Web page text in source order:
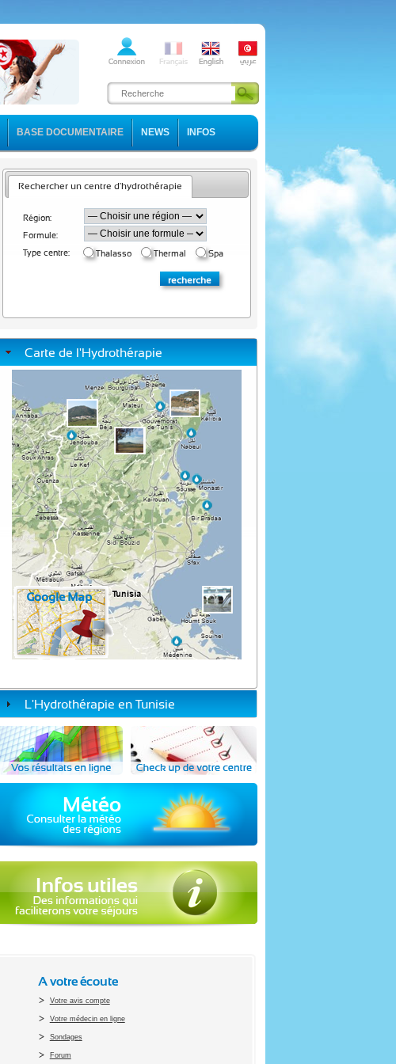
BASE DOCUMENTAIRE NEWS INFOS
Rechercher un centre d'hydrothérapie
Région:
Formule:
Type centre:
Thalasso Thermal Spa
Carte de l'Hydrothérapie
L'Hydrothérapie en Tunisie
A votre écoute
Votre avis compte
Votre médecin en ligne
Sondages
Forum